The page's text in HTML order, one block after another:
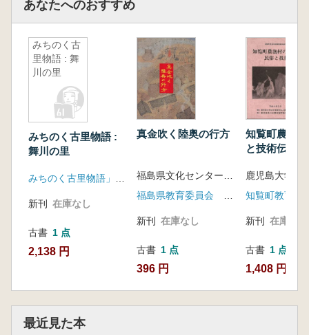
あなたへのおすすめ
みちのく古
里物語 : 舞
川の里
みちのく古里物語 :
舞川の里
新刊 在庫なし
古書 1 点
2,138 円
真金吹く陸奥の行方
福島県文化センター遺跡調査課 編
福島県教育委員会 福島県文化センター
新刊 在庫なし
古書 1 点
396 円
知覧町農漁
と技術伝承
知覧町教育委
新刊 在庫なし
古書 1 点
1,408 円
最近見た本